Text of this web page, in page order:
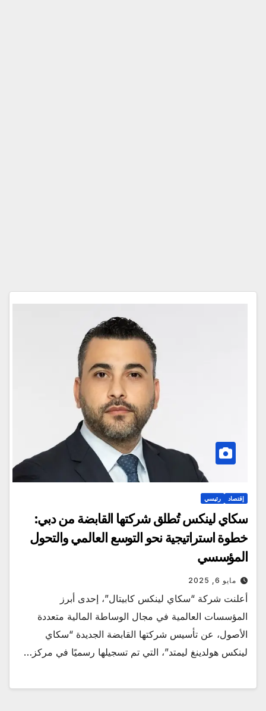
إقتصاد رئيسي
سكاي لينكس تُطلق شركتها القابضة من دبي:
خطوة استراتيجية نحو التوسع العالمي والتحول
المؤسسي
مايو 6, 2025
أعلنت شركة “سكاي لينكس كابيتال”، إحدى أبرز
المؤسسات العالمية في مجال الوساطة المالية متعددة
الأصول، عن تأسيس شركتها القابضة الجديدة “سكاي
لينكس هولدينغ ليمتد”، التي تم تسجيلها رسميًا في مركز…